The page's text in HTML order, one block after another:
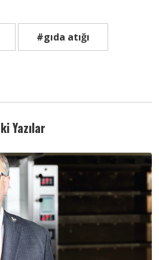
#gıda atığı
Yazılar